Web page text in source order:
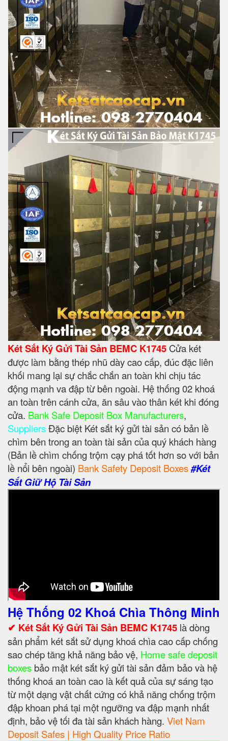
Két Sắt Ký Gửi Tài Sản BEMC K1745 Cửa két
được làm bằng thép nhũ dày cao cấp, đúc đặc liên
khối mang lại sự chắc chắn an toàn khi chịu tác
động mạnh va đập từ bên ngoài. Hệ thống 02 khoá
an toàn trên cánh cửa, ăn sâu vào thân két khi đóng
cửa. Bank Safe Deposit Box Manufacturers,
SuppliersĐặc biệt Két sắt ký gửi tài sản có bản lề
chìm bên trong an toàn tài sản của quý khách hàng
(Bản lề chìm chống trộm cạy phá tốt hơn so với bản
lề nổi bên ngoài) Bank Safety Deposit Boxes#Két
Sắt Giữ Hộ Tài Sản
Hệ Thống 02 Khoá Chìa Thông Minh
✔ Két Sắt Ký Gửi Tài Sản BEMC K1745 là dòng
sản phẩm két sắt sử dụng khoá chìa cao cấp chống
sao chép tăng khả năng bảo vệ, Home safe deposit
boxes bảo mật két sắt ký gửi tài sản đảm bảo và hệ
thống khoá an toàn cao là kết quả của sự sáng tạo
từ một dạng vật chất cứng có khả năng chống trộm
đập khoan phá tại một ngưỡng va đập mạnh nhất
định, bảo vệ tối đa tài sản khách hàng. Viet Nam
Deposit Safes | High Quality Price Ratio